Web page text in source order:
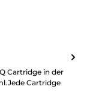
Cartridge in der
Cartridge